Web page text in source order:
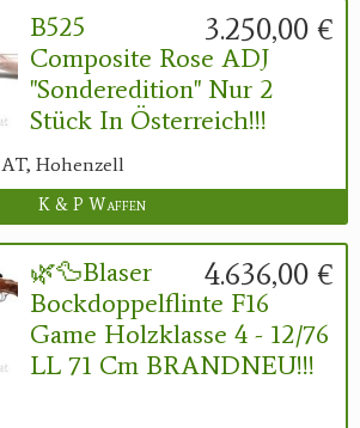
3.250,00 €
B525
Composite Rose ADJ
"Sonderedition" Nur 2
Stück In Österreich!!!
AT, Hohenzell
K & P Waffen
4.636,00 €
🌿🦆Blaser
Bockdoppelflinte F16
Game Holzklasse 4 - 12/76
LL 71 Cm BRANDNEU!!!